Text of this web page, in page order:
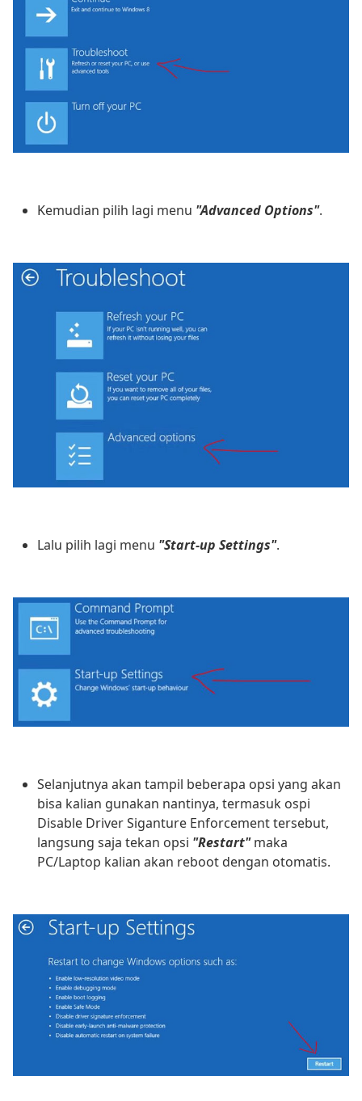
Kemudian pilih lagi menu "Advanced Options".
Lalu pilih lagi menu "Start-up Settings".
Selanjutnya akan tampil beberapa opsi yang akan
bisa kalian gunakan nantinya, termasuk ospi
Disable Driver Siganture Enforcement tersebut,
langsung saja tekan opsi "Restart"maka
PC/Laptop kalian akan reboot dengan otomatis.